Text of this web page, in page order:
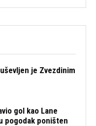
je Zvezdinim
gol kao Lane
pogodak poništen